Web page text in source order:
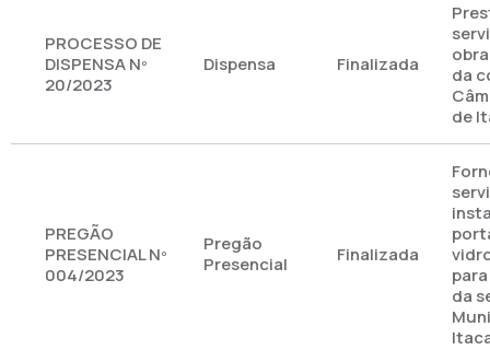
PROCESSO DE
DISPENSA Nº
20/2023
Dispensa Finalizada
da
de
PREGÃO
PRESENCIAL Nº
004/2023
Pregão
Presencial
Finalizada
da